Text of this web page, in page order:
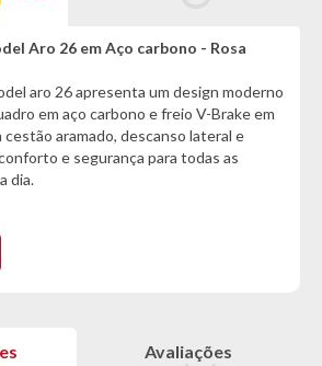
Aro 26 em Aço carbono - Rosa
aro 26 apresenta um design moderno
em aço carbono e freio V-Brake em
cestão aramado, descanso lateral e
e segurança para todas as
dia.
pelo fabricante da marca*
Avaliações